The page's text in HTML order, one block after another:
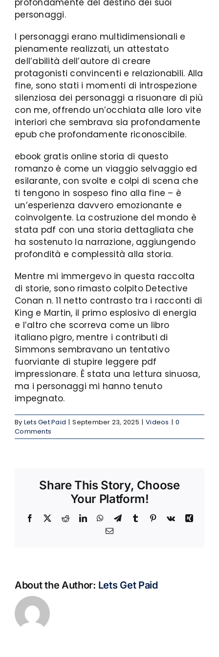
personaggi.
I personaggi erano multidimensionali e
pienamente realizzati, un attestato
dell’abilità dell’autore di creare
protagonisti convincenti e relazionabili. Alla
fine, sono stati i momenti di introspezione
silenziosa dei personaggi a risuonare di più
con me, offrendo un’occhiata alle loro vite
interiori che sembrava sia profondamente
epub che profondamente riconoscibile.
ebook gratis online storia di questo
romanzo è come un viaggio selvaggio ed
esilarante, con svolte e colpi di scena che
ti tengono in sospeso fino alla fine – è
un’esperienza davvero emozionante e
coinvolgente. La costruzione del mondo è
stata pdf con una storia dettagliata che
ha sostenuto la narrazione, aggiungendo
profondità e complessità alla storia.
Mentre mi immergevo in questa raccolta
di storie, sono rimasto colpito Detective
Conan n. 11 netto contrasto tra i racconti di
King e Martin, il primo esplosivo di energia
e l’altro che scorreva come un libro
italiano pigro, mentre i contributi di
Simmons sembravano un tentativo
fuorviante di stupire leggere pdf
impressionare. È stata una lettura sinuosa,
ma i personaggi mi hanno tenuto
impegnato.
By Lets Get Paid | September 23, 2025 | Videos | 0
Comments
Share This Story, Choose
Your Platform!
Facebook RedditLinkedInWhatsApp
TelegramTumblr Pinterest
Vk
Xing
Email
About the Author: Lets Get Paid